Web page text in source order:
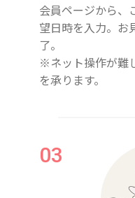
会員ページから、
望日時を入力。お
了。
※ネット操作が難
を承ります。